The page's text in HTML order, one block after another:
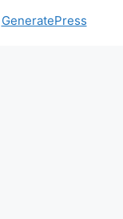
GeneratePress